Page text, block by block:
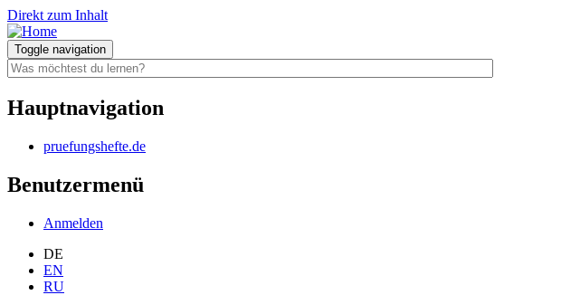
Direkt zum Inhalt
Toggle navigation
Hauptnavigation
pruefungshefte.de
Benutzermenü
Anmelden
DE
EN
RU